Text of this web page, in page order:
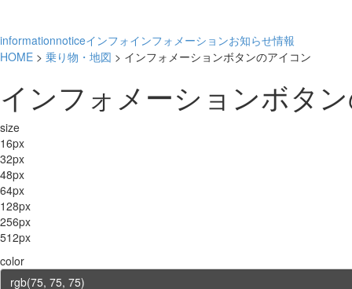
informationnoticeインフォインフォメーションお知らせ情報
HOME > 乗り物・地図 > インフォメーションボタンのアイコン
インフォメーションボタ
size
16px
32px
48px
64px
128px
256px
512px
color